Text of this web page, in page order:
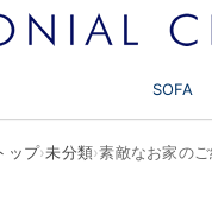
SOFA
ップ›未分類›素敵なお家のご